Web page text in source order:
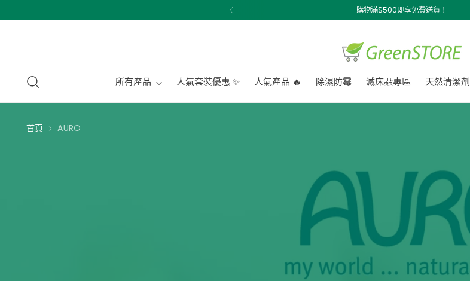
購物滿$500即享免費送貨！
所有產品 人氣套裝優惠 ✨ 人氣產品 🔥 除濕防霉 滅床蝨專區 天然清潔劑
首頁 AURO